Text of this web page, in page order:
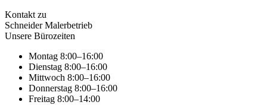
Kontakt zu
Schneider Malerbetrieb
Unsere Bürozeiten
Montag 8:00–16:00
Dienstag 8:00–16:00
Mittwoch 8:00–16:00
Donnerstag 8:00–16:00
Freitag 8:00–14:00